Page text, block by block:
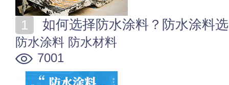
如何选择防水涂料？防水涂料
防水涂料 防水材料
7001